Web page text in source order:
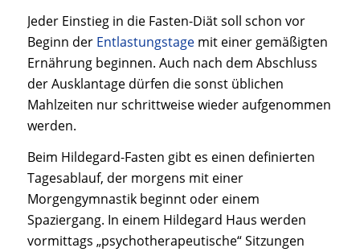
Jeder Einstieg in die Fasten-Diät soll schon vor
Beginn der Entlastungstagemit einer gemäßigten
Ernährung beginnen. Auch nach dem Abschluss
der Ausklantage dürfen die sonst üblichen
Mahlzeiten nur schrittweise wieder aufgenommen
werden.
Beim Hildegard-Fasten gibt es einen definierten
Tagesablauf, der morgens mit einer
Morgengymnastik beginnt oder einem
Spaziergang. In einem Hildegard Haus werden
vormittags „psychotherapeutische“ Sitzungen